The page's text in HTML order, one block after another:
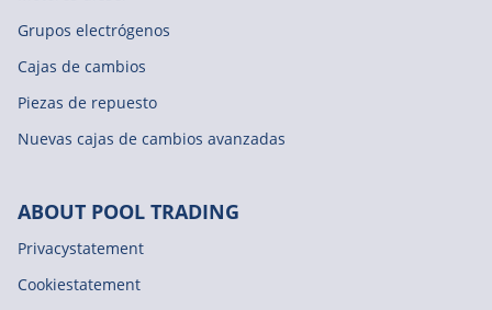
Grupos electrógenos
Cajas de cambios
Piezas de repuesto
Nuevas cajas de cambios avanzadas
ABOUT POOL TRADING
Privacystatement
Cookiestatement